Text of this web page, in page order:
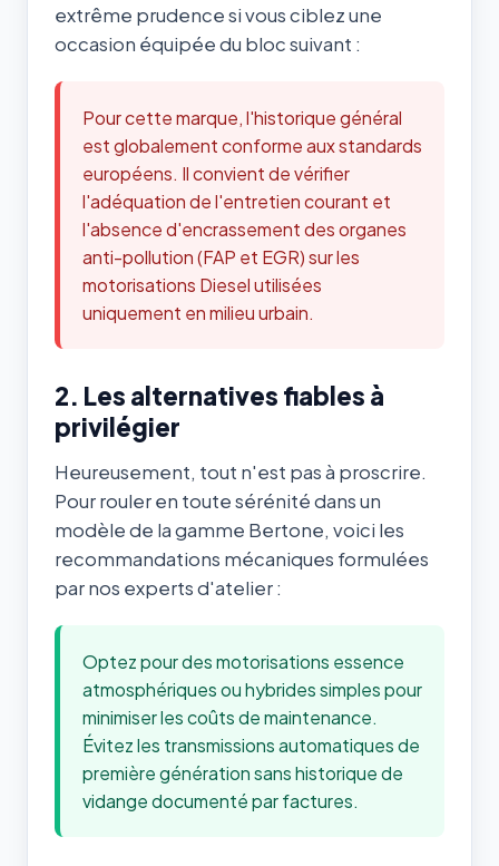
extrême prudence si vous ciblez une
occasion équipée du bloc suivant :
Pour cette marque, l'historique général
est globalement conforme aux standards
européens. Il convient de vérifier
l'adéquation de l'entretien courant et
l'absence d'encrassement des organes
anti-pollution (FAP et EGR) sur les
motorisations Diesel utilisées
uniquement en milieu urbain.
2. Les alternatives fiables à
privilégier
Heureusement, tout n'est pas à proscrire.
Pour rouler en toute sérénité dans un
modèle de la gamme Bertone, voici les
recommandations mécaniques formulées
par nos experts d'atelier :
Optez pour des motorisations essence
atmosphériques ou hybrides simples pour
minimiser les coûts de maintenance.
Évitez les transmissions automatiques de
première génération sans historique de
vidange documenté par factures.